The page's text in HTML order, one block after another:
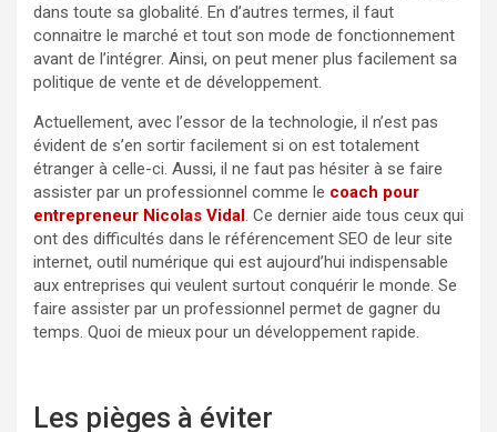
dans toute sa globalité. En d’autres termes, il faut
connaitre le marché et tout son mode de fonctionnement
avant de l’intégrer. Ainsi, on peut mener plus facilement sa
politique de vente et de développement.
Actuellement, avec l’essor de la technologie, il n’est pas
évident de s’en sortir facilement si on est totalement
étranger à celle-ci. Aussi, il ne faut pas hésiter à se faire
assister par un professionnel comme le coach pour
entrepreneur Nicolas Vidal . Ce dernier aide tous ceux qui
ont des difficultés dans le référencement SEO de leur site
internet, outil numérique qui est aujourd’hui indispensable
aux entreprises qui veulent surtout conquérir le monde. Se
faire assister par un professionnel permet de gagner du
temps. Quoi de mieux pour un développement rapide.
Les pièges à éviter